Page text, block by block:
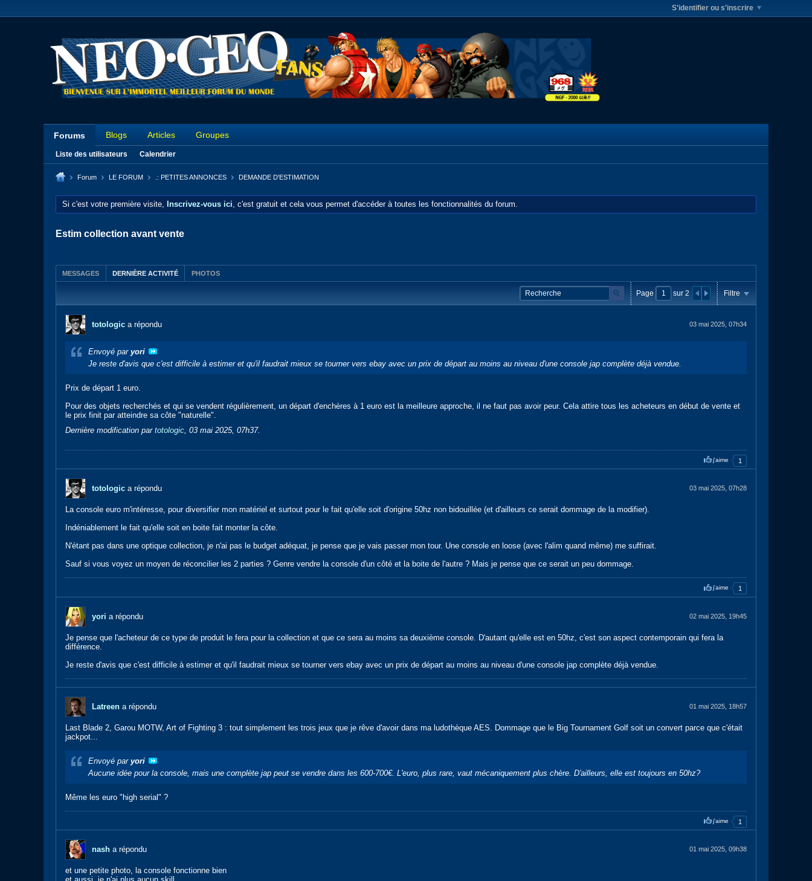
S'identifier ou s'inscrire
Forums Blogs Articles Groupes
Liste des utilisateurs Calendrier
Forum LE FORUM .: PETITES ANNONCES DEMANDE D'ESTIMATION
Si c'est votre première visite, Inscrivez-vous ici, c'est gratuit et cela vous permet d'accéder à toutes les fonctionnalités du forum.
Estim collection avant vente
MESSAGES DERNIÈRE ACTIVITÉ PHOTOS
Page sur 2 Filtre
totologic a répondu 03 mai 2025, 07h34
Envoyé par yori
Je reste d'avis que c'est difficile à estimer et qu'il faudrait mieux se tourner vers ebay avec un prix de départ au moins au niveau d'une console jap complète déjà vendue.
Prix de départ 1 euro.
Pour des objets recherchés et qui se vendent régulièrement, un départ d'enchères à 1 euro est la meilleure approche, il ne faut pas avoir peur. Cela attire tous les acheteurs en début de vente et
le prix finit par atteindre sa côte "naturelle".
Dernière modification par totologic, 03 mai 2025, 07h37.
j'aime 1
totologic a répondu 03 mai 2025, 07h28
La console euro m'intéresse, pour diversifier mon matériel et surtout pour le fait qu'elle soit d'origine 50hz non bidouillée (et d'ailleurs ce serait dommage de la modifier).
Indéniablement le fait qu'elle soit en boite fait monter la côte.
N'étant pas dans une optique collection, je n'ai pas le budget adéquat, je pense que je vais passer mon tour. Une console en loose (avec l'alim quand même) me suffirait.
Sauf si vous voyez un moyen de réconcilier les 2 parties ? Genre vendre la console d'un côté et la boite de l'autre ? Mais je pense que ce serait un peu dommage.
j'aime 1
yori a répondu 02 mai 2025, 19h45
Je pense que l'acheteur de ce type de produit le fera pour la collection et que ce sera au moins sa deuxième console. D'autant qu'elle est en 50hz, c'est son aspect contemporain qui fera la
différence.
Je reste d'avis que c'est difficile à estimer et qu'il faudrait mieux se tourner vers ebay avec un prix de départ au moins au niveau d'une console jap complète déjà vendue.
Latreen a répondu 01 mai 2025, 18h57
Last Blade 2, Garou MOTW, Art of Fighting 3 : tout simplement les trois jeux que je rêve d'avoir dans ma ludothèque AES. Dommage que le Big Tournament Golf soit un convert parce que c'était
jackpot...
Envoyé par yori
Aucune idée pour la console, mais une complète jap peut se vendre dans les 600-700€. L'euro, plus rare, vaut mécaniquement plus chère. D'ailleurs, elle est toujours en 50hz?
Même les euro "high serial" ?
j'aime 1
nash a répondu 01 mai 2025, 09h38
et une petite photo, la console fonctionne bien